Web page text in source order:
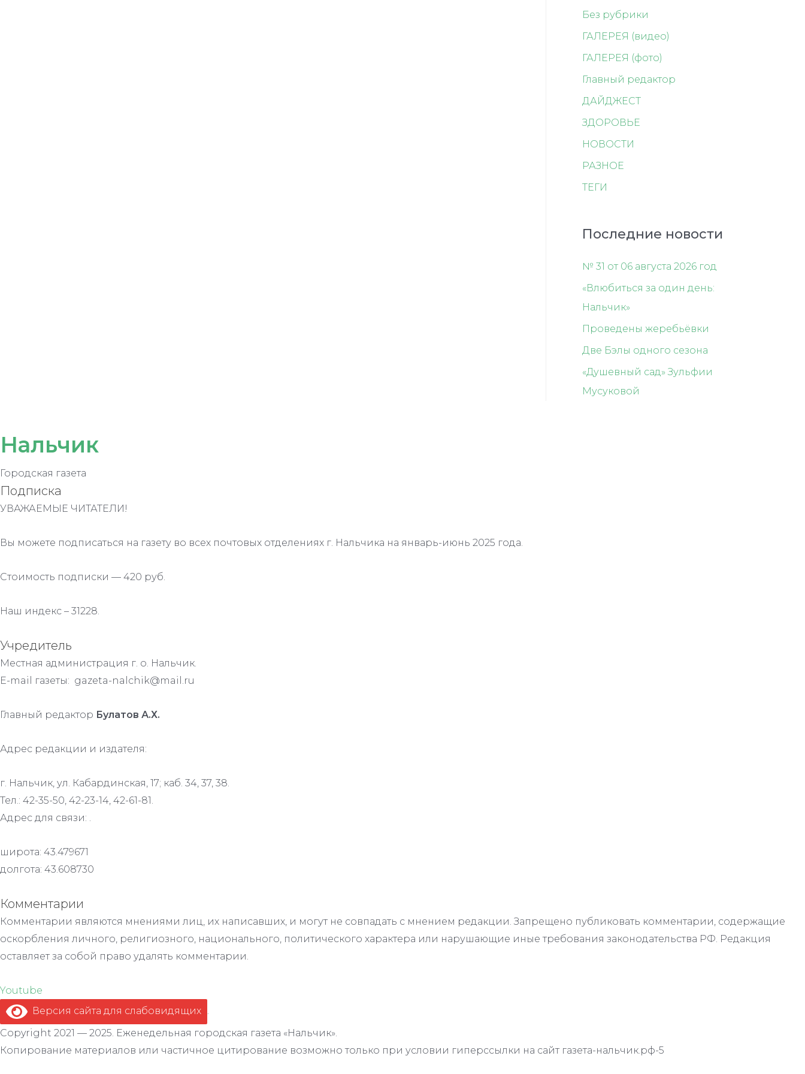
Без рубрики
ГАЛЕРЕЯ (видео)
ГАЛЕРЕЯ (фото)
Главный редактор
ДАЙДЖЕСТ
ЗДОРОВЬЕ
НОВОСТИ
РАЗНОЕ
ТЕГИ
Последние новости
№ 31 от 06 августа 2026 год
«Влюбиться за один день:
Нальчик»
Проведены жеребьёвки
Две Бэлы одного сезона
«Душевный сад» Зульфии
Мусуковой
Нальчик
Городская газета
Подписка
УВАЖАЕМЫЕ ЧИТАТЕЛИ!
Вы можете подписаться на газету во всех почтовых отделениях г. Нальчика на январь-июнь 2025 года.
Стоимость подписки — 420 руб.
Наш индекс – 31228.
Учредитель
Местная администрация г. о. Нальчик.
E-mail газеты: gazeta-nalchik@mail.ru
Главный редактор Булатов А.Х.
Адрес редакции и издателя:
г. Нальчик, ул. Кабардинская, 17; каб. 34, 37, 38.
Тел.: 42-35-50, 42-23-14, 42-61-81.
Адрес для связи: .
широта: 43.479671
долгота: 43.608730
Комментарии
Комментарии являются мнениями лиц, их написавших, и могут не совпадать с мнением редакции. Запрещено публиковать комментарии, содержащие
оскорбления личного, религиозного, национального, политического характера или нарушающие иные требования законодательства РФ. Редакция
оставляет за собой право удалять комментарии.
Youtube
Версия сайта для слабовидящих .
Copyright 2021 — 2025. Еженедельная городская газета «Нальчик».
Копирование материалов или частичное цитирование возможно только при условии гиперссылки на сайт газета-нальчик.рф-5